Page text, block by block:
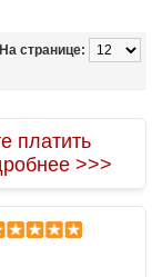
На странице:
платить
>>>